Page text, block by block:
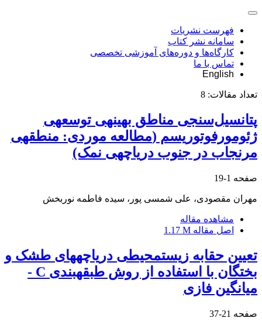
فهرست نشریات
سامانه نشر کتاب
کارگاه‌ها و دوره‌های آموزشی تخصصی
تماس با ما
English
تعداد مقالات: 8
پتانسیل‌سنجی مناطق بهینه‎ی توسعه‎ی
ژئومورفوتوریسم (‎مطالعه موردی: منطقه‎ی
مرنجاب در جنوب دریاچه‎ی نمک)
صفحه 1-19
مهران مقصودی، علی شمسی پور، سیده فاطمه نوربخش
مشاهده مقاله
اصل مقاله 1.17 M
تعیین حقابه زیست‎محیطی دریاچه‎های طشک و
بختگان با استفاده از روش طبقه‎بندی C -
میانگین فازی
صفحه 21-37